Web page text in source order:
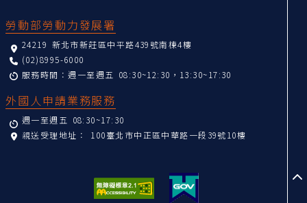
勞動部勞動力發展署
24219 新北市新莊區中平路439號南棟4樓
(02)8995-6000
服務時間：週一至週五 08:30~12:30，13:30~17:30
外國人申請業務服務
週一至週五 08:30~17:30
親送受理地址： 100臺北市中正區中華路一段39號10樓
至